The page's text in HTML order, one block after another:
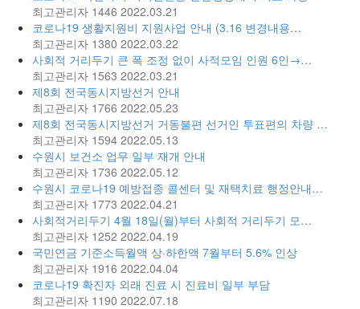
최고관리자 1446 2022.03.21
코로나19 생활지원비 지원사업 안내 (3.16 변경내용…
최고관리자 1380 2022.03.22
사회적 거리두기 큰 폭 조정 없이 사적모임 인원 6인→…
최고관리자 1563 2022.03.21
제8회 전국동시지방선거 안내
최고관리자 1766 2022.05.23
제8회 전국동시지방선거 거동불편 선거인 투표편의 차량 …
최고관리자 1594 2022.05.13
수원시 보건소 업무 일부 재개 안내
최고관리자 1736 2022.05.12
수원시 코로나19 예방접종 콜센터 및 재택치료 행정안내…
최고관리자 1773 2022.04.21
사회적거리두기 4월 18일(월)부터 사회적 거리두기 모…
최고관리자 1252 2022.04.19
국민연금 기준소득월액 상·하한액 7월부터 5.6% 인상
최고관리자 1916 2022.04.04
코로나19 확진자 외래 진료 시 진료비 일부 부담
최고관리자 1190 2022.07.18